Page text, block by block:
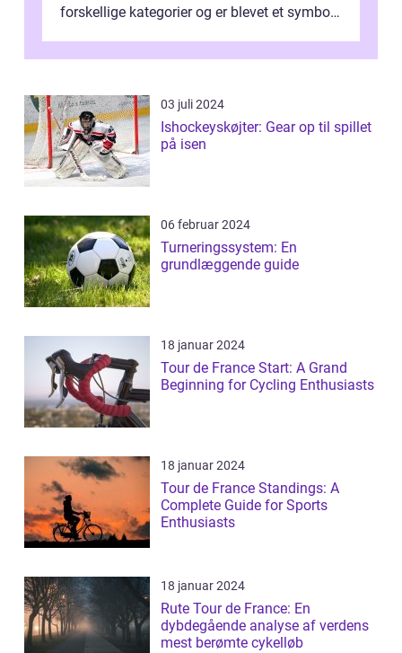
forskellige kategorier og er blevet et symbol
03 juli 2024
Ishockeyskøjter: Gear op til spillet
på isen
06 februar 2024
Turneringssystem: En
grundlæggende guide
18 januar 2024
Tour de France Start: A Grand
Beginning for Cycling Enthusiasts
18 januar 2024
Tour de France Standings: A
Complete Guide for Sports
Enthusiasts
18 januar 2024
Rute Tour de France: En
dybdegående analyse af verdens
mest berømte cykelløb